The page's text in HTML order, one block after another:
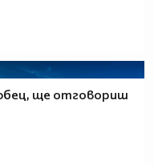
ще отговориш